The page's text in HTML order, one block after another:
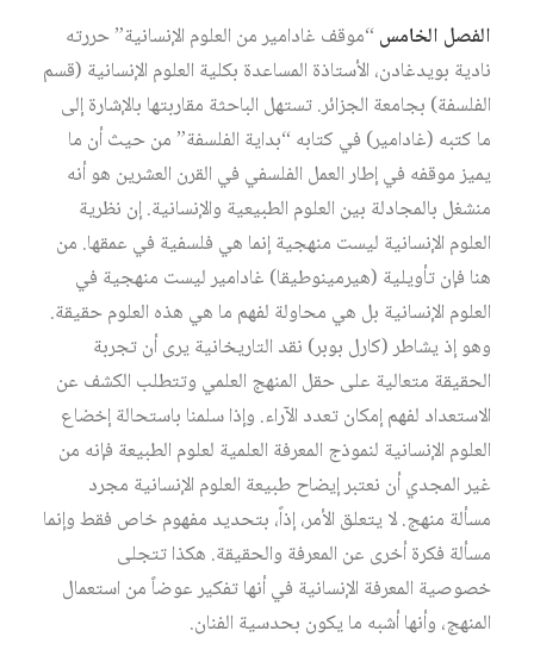
الفصل الخامس“موقف غادامير من العلوم الإنسانية” حررته
نادية بويدغادن، الأستاذة المساعدة بكلية العلوم الإنسانية (قسم
الفلسفة) بجامعة الجزائر. تستهل الباحثة مقاربتها بالإشارة إلى
ما كتبه (غادامير) في كتابه “بداية الفلسفة” من حيث أن ما
يميز موقفه في إطار العمل الفلسفي في القرن العشرين هو أنه
منشغل بالمجادلة بين العلوم الطبيعية والإنسانية. إن نظرية
العلوم الإنسانية ليست منهجية إنما هي فلسفية في عمقها. من
هنا فإن تأويلية (هيرمينوطيقا) غادامير ليست منهجية في
العلوم الإنسانية بل هي محاولة لفهم ما هي هذه العلوم حقيقة.
وهو إذ يشاطر (كارل بوبر) نقد التاريخانية يرى أن تجربة
الحقيقة متعالية على حقل المنهج العلمي وتتطلب الكشف عن
الاستعداد لفهم إمكان تعدد الآراء. وإذا سلمنا باستحالة إخضاع
العلوم الإنسانية لنموذج المعرفة العلمية لعلوم الطبيعة فإنه من
غير المجدي أن نعتبر إيضاح طبيعة العلوم الإنسانية مجرد
مسألة منهج. لا يتعلق الأمر، إذاً، بتحديد مفهوم خاص فقط وإنما
مسألة فكرة أخرى عن المعرفة والحقيقة. هكذا تتجلى
خصوصية المعرفة الإنسانية في أنها تفكير عوضاً من استعمال
المنهج، وأنها أشبه ما يكون بحدسية الفنان.